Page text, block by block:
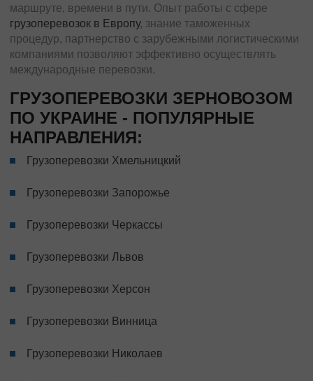
маршруте, времени в пути. Опыт работы с сфере
грузоперевозок в Европу, знание таможенных
процедур, партнерство с зарубежными логистическими
компаниями позволяют эффективно осуществлять
международные перевозки.
ГРУЗОПЕРЕВОЗКИ ЗЕРНОВОЗОМ
ПО УКРАИНЕ - ПОПУЛЯРНЫЕ
НАПРАВЛЕНИЯ:
Грузоперевозки Хмельницкий
Грузоперевозки Запорожье
Грузоперевозки Черкассы
Грузоперевозки Львов
Грузоперевозки Херсон
Грузоперевозки Винница
Грузоперевозки Николаев